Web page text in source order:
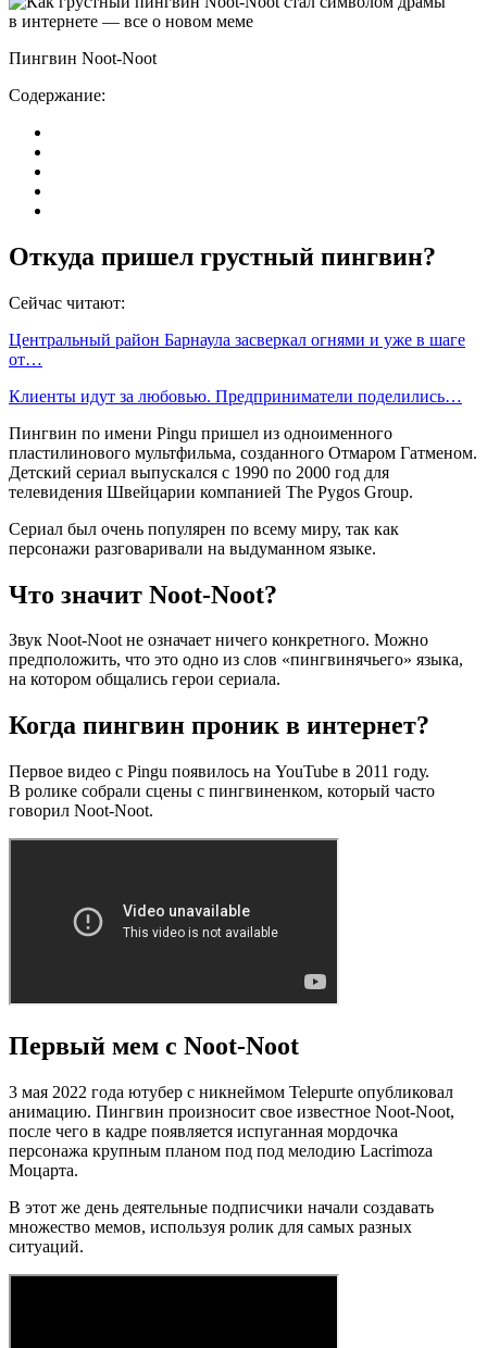
Пингвин Noot-Noot
Содержание:
Откуда пришел грустный пингвин?
Сейчас читают:
Центральный район Барнаула засверкал огнями и уже в шаге
от…
Клиенты идут за любовью. Предприниматели поделились…
Пингвин по имени Pingu пришел из одноименного
пластилинового мультфильма, созданного Отмаром Гатменом.
Детский сериал выпускался с 1990 по 2000 год для
телевидения Швейцарии компанией The Pygos Group.
Сериал был очень популярен по всему миру, так как
персонажи разговаривали на выдуманном языке.
Что значит Noot-Noot?
Звук Noot-Noot не означает ничего конкретного. Можно
предположить, что это одно из слов «пингвинячьего» языка,
на котором общались герои сериала.
Когда пингвин проник в интернет?
Первое видео с Pingu появилось на YouTube в 2011 году.
В ролике собрали сцены с пингвиненком, который часто
говорил Noot-Noot.
Первый мем с Noot-Noot
3 мая 2022 года ютубер с никнеймом Telepurte опубликовал
анимацию. Пингвин произносит свое известное Noot-Noot,
после чего в кадре появляется испуганная мордочка
персонажа крупным планом под под мелодию Lacrimoza
Моцарта.
В этот же день деятельные подписчики начали создавать
множество мемов, используя ролик для самых разных
ситуаций.